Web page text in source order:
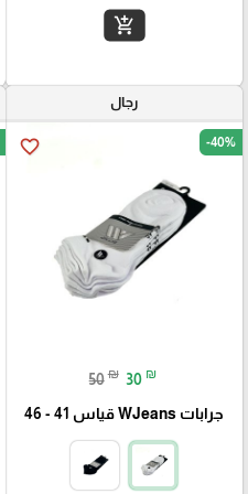
add_shopping_cart
رجال
favorite_border -40%
50 ₪ 30 ₪
جرابات WJeans قياس 41 - 46